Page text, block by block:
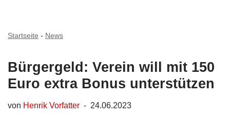
Startseite - News
Bürgergeld: Verein will mit 150
Euro extra Bonus unterstützen
von Henrik Vorfatter 24.06.2023